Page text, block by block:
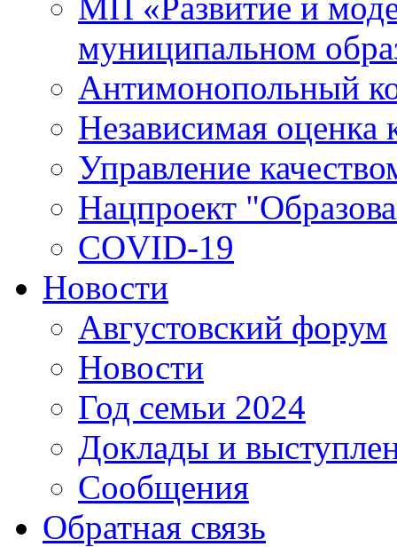
муниципальном
Антимонопольный
Независимая оценка
Управление
Нацпроект
COVID-19
Новости
Августовский форум
Новости
Год семьи 2024
Доклады и
Сообщения
Обратная связь